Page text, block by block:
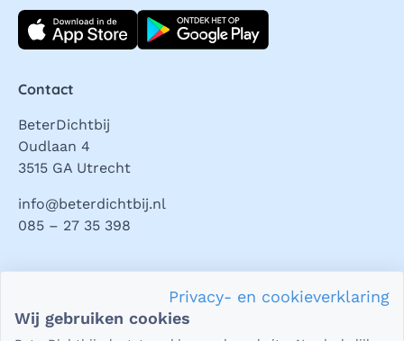
Download direct
Contact
BeterDichtbij
Oudlaan 4
3515 GA Utrecht
info@beterdichtbij.nl
085 – 27 35 398
Privacy en veiligheid
Als het gaat om je gezondheid, dan is het natuurlijk heel
Privacy- en cookieverklaring
Wij gebruiken cookies